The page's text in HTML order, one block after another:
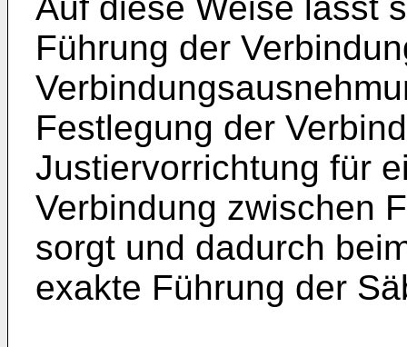
Führung der
Festlegung der
Justiervorrichtung für
Verbindung zwischen
sorgt und dadurch
exakte Führung der